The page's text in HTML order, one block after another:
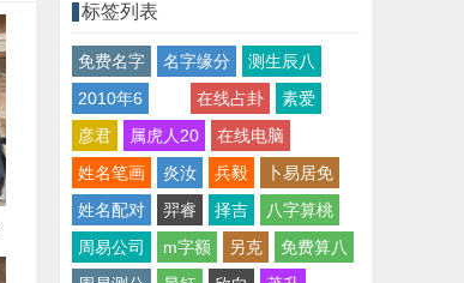
标签列表
免费名字 名字缘分
测生辰八
2010年6
在线占卦
素爱
彦君
属虎人20
在线电脑
姓名笔画
炎汝 兵毅
卜易居免
姓名配对
羿睿 择吉
八字算桃
周易公司
m字额 另克
免费算八